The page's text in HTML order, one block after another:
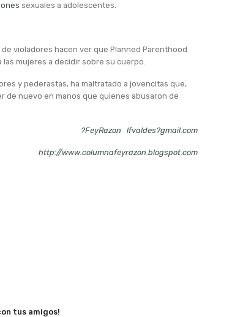
sexuales a adolescentes.
violadores hacen ver que Planned Parenthood
mujeres a decidir sobre su cuerpo.
y pederastas, ha maltratado a jovencitas que,
de nuevo en manos que quienes abusaron de
?FeyRazon lfvaldes?gmail.com
http://www.columnafeyrazon.blogspot.com
tus amigos!